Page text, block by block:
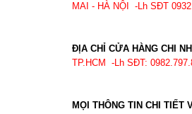
MAI - HÀ NỘI -Lh SĐT
ĐỊA CHỈ CỬA HÀNG CHI
TP.HCM -
MỌI THÔNG TIN CHI TIẾT